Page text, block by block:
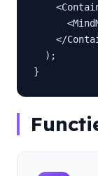
</
  );
}